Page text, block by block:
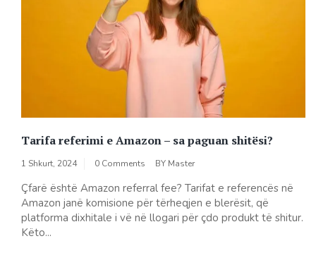
Tarifa referimi e Amazon – sa paguan shitësi?
1 Shkurt, 2024 0 Comments BY Master
Çfarë është Amazon referral fee? Tarifat e referencës në
Amazon janë komisione për tërheqjen e blerësit, që
platforma dixhitale i vë në llogari për çdo produkt të shitur.
Këto...